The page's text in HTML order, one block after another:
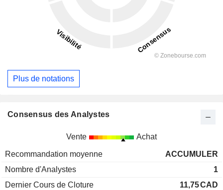
Plus de notations
Consensus des Analystes
Vente Achat
Recommandation moyenne
ACCUMULER
Nombre d'Analystes
1
Dernier Cours de Cloture
11,75CAD